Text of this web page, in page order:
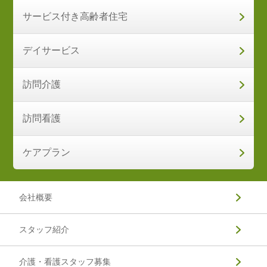
サービス付き高齢者住宅
デイサービス
訪問介護
訪問看護
ケアプラン
会社概要
スタッフ紹介
介護・看護スタッフ募集